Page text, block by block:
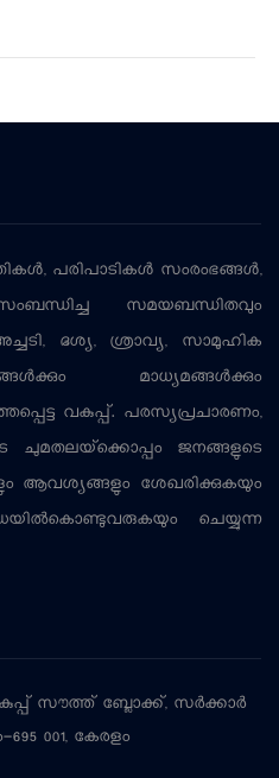
പരിപാടികള്‍ സംരംഭങ്ങള്‍,
സമയബന്ധിതവും
ദൃശ്യ, ശ്രാവ്യ, സാമൂഹിക
മാധ്യമങ്ങള്‍ക്കും
വകുപ്പ്. പരസ്യപ്രചാരണം,
ചുമതലയ്‌ക്കൊപ്പം ജനങ്ങളുടെ
ആവശ്യങ്ങളും ശേഖരിക്കുകയും
ചെയ്യുന്ന
സൗത്ത് ബ്ലോക്ക്, സര്‍ക്കാര്‍
001, കേരളം